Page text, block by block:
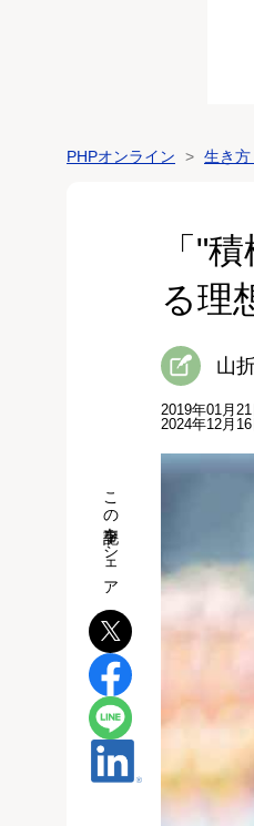
PHPオンライン 生き方
「"
る理
山
2019年01月
2024年12月
この記事をシェア